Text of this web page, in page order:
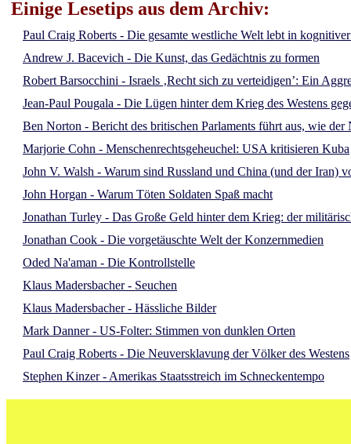
Einige Lesetips aus dem Archiv:
Paul Craig Roberts - Die gesamte westliche Welt lebt in
Andrew J. Bacevich - Die Kunst, das Gedächtnis zu formen
Robert Barsocchini - Israels ‚Recht sich zu verteidigen’: Ein
Jean-Paul Pougala - Die Lügen hinter dem Krieg des Westens
Ben Norton - Bericht des britischen Parlaments führt aus, wie
Marjorie Cohn - Menschenrechtsgeheuchel: USA kritisieren Kuba
John V. Walsh - Warum sind Russland und China (und der Iran)
John Horgan - Warum Töten Soldaten Spaß macht
Jonathan Turley - Das Große Geld hinter dem Krieg: der
Jonathan Cook - Die vorgetäuschte Welt der Konzernmedien
Oded Na'aman - Die Kontrollstelle
Klaus Madersbacher - Seuchen
Klaus Madersbacher - Hässliche Bilder
Mark Danner - US-Folter: Stimmen von dunklen Orten
Paul Craig Roberts - Die Neuversklavung der Völker des Westens
Stephen Kinzer - Amerikas Staatsstreich im Schneckentempo